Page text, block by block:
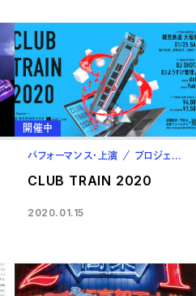
卒業生
開催中
パフォーマンス・上演 プロジェクト
CLUB TRAIN 2020
2020.01.15